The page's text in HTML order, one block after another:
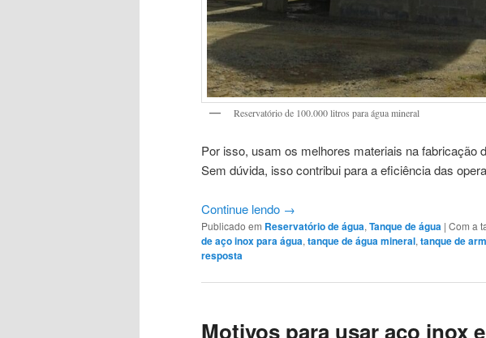
Reservatório de 100.000 litros para água mineral
Por isso, usam os melhores materiais na fabricação
Sem dúvida, isso contribui para a eficiência das
Continue lendo →
Publicado em Reservatório de água, Tanque de água | Com a
de aço inox para água, tanque de água mineral, tanque de
resposta
Motivos para usar aço inox